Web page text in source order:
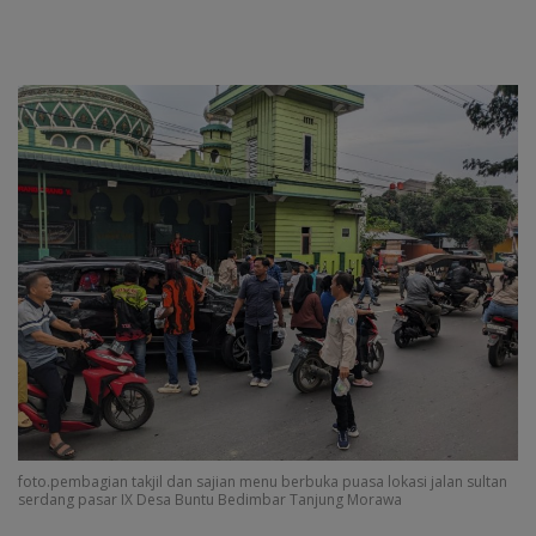
foto.pembagian takjil dan sajian menu berbuka puasa lokasi jalan sultan
serdang pasar IX Desa Buntu Bedimbar Tanjung Morawa